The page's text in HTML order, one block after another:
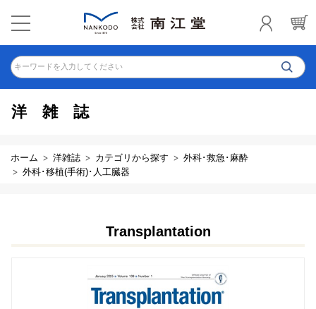
キーワードを入力してください
洋雑誌
ホーム 洋雑誌 カテゴリから探す
外科･救急･麻酔
外科･移植(手術)･人工臓器
Transplantation